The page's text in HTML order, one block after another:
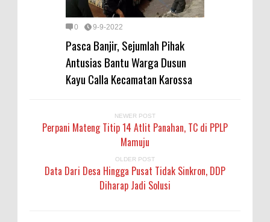
0 9-9-2022
Pasca Banjir, Sejumlah Pihak
Antusias Bantu Warga Dusun
Kayu Calla Kecamatan Karossa
NEWER POST
Perpani Mateng Titip 14 Atlit Panahan, TC di PPLP
Mamuju
OLDER POST
Data Dari Desa Hingga Pusat Tidak Sinkron, DDP
Diharap Jadi Solusi